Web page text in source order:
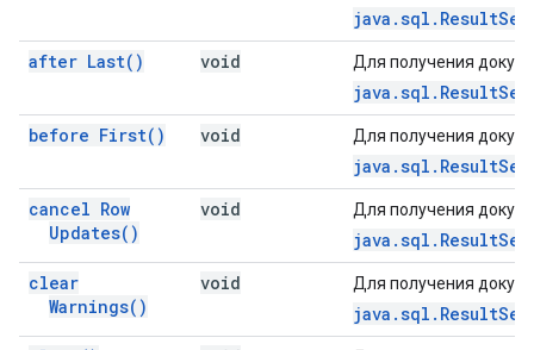
after Last( ) void Для получения
before First( ) void Для получения
cancel Row
Updates( )
void Для получения
clear
Warnings( )
void Для получения